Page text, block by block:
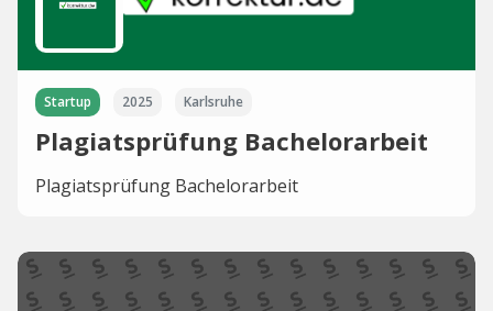
Startup 2025 Karlsruhe
Plagiatsprüfung Bachelorarbeit
Plagiatsprüfung Bachelorarbeit